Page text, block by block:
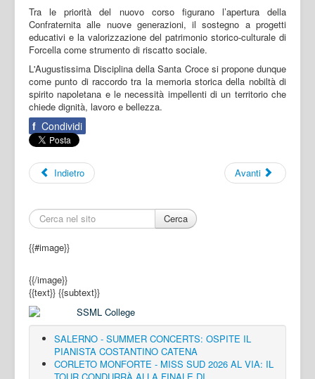
Tra le priorità del nuovo corso figurano l’apertura della
Confraternita alle nuove generazioni, il sostegno a progetti
educativi e la valorizzazione del patrimonio storico-culturale di
Forcella come strumento di riscatto sociale.
L'Augustissima Disciplina della Santa Croce si propone dunque
come punto di raccordo tra la memoria storica della nobiltà di
spirito napoletana e le necessità impellenti di un territorio che
chiede dignità, lavoro e bellezza.
f Condividi
Indietro Avanti
Cerca
{{#image}}
{{/image}}
{{text}} {{subtext}}
SALERNO - SUMMER CONCERTS: OSPITE IL
PIANISTA COSTANTINO CATENA
CORLETO MONFORTE - MISS SUD 2026 AL VIA: IL